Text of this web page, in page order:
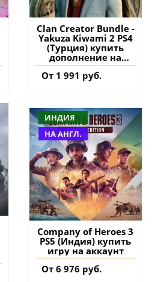
Clan Creator Bundle -
Yakuza Kiwami 2 PS4
(Турция) купить
дополнение на
аккаунт
От 1 991 руб.
ИНДИЯ
НА АНГЛ.
Company of Heroes 3
PS5 (Индия) купить
игру на аккаунт
От 6 976 руб.